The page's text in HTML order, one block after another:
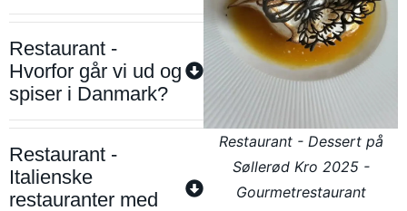
Restaurant -
Hvorfor går vi ud og
spiser i Danmark?
Restaurant -
Italienske
restauranter med
Restaurant - Dessert på
Søllerød Kro 2025 -
Gourmetrestaurant